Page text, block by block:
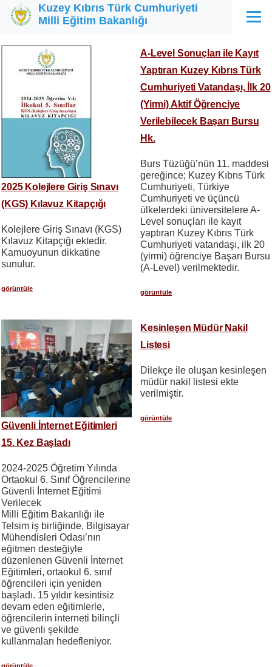
Ana içeriğe atla
Kuzey Kıbrıs Türk Cumhuriyeti
Milli Eğitim Bakanlığı
Menü
2025 Kolejlere Giriş Sınavı
(KGS) Kılavuz Kitapçığı
Kolejlere Giriş Sınavı (KGS)
Kılavuz Kitapçığı ektedir.
Kamuoyunun dikkatine
sunulur.
görüntüle
A-Level Sonuçları ile Kayıt
Yaptıran Kuzey Kıbrıs Türk
Cumhuriyeti Vatandaşı, İlk 20
(Yirmi) Aktif Öğrenciye
Verilebilecek Başarı Bursu
Hk.
Burs Tüzüğü’nün 11. maddesi
gereğince; Kuzey Kıbrıs Türk
Cumhuriyeti, Türkiye
Cumhuriyeti ve üçüncü
ülkelerdeki üniversitelere A-
Level sonuçları ile kayıt
yaptıran Kuzey Kıbrıs Türk
Cumhuriyeti vatandaşı, ilk 20
(yirmi) öğrenciye Başarı Bursu
(A-Level) verilmektedir.
görüntüle
Güvenli İnternet Eğitimleri
15. Kez Başladı
2024-2025 Öğretim Yılında
Ortaokul 6. Sınıf Öğrencilerine
Güvenli İnternet Eğitimi
Verilecek
Milli Eğitim Bakanlığı ile
Telsim iş birliğinde, Bilgisayar
Mühendisleri Odası’nın
eğitmen desteğiyle
düzenlenen Güvenli İnternet
Eğitimleri, ortaokul 6. sınıf
öğrencileri için yeniden
başladı. 15 yıldır kesintisiz
devam eden eğitimlerle,
öğrencilerin interneti bilinçli
ve güvenli şekilde
kullanmaları hedefleniyor.
Kesinleşen Müdür Nakil
Listesi
Dilekçe ile oluşan kesinleşen
müdür nakil listesi ekte
verilmiştir.
görüntüle